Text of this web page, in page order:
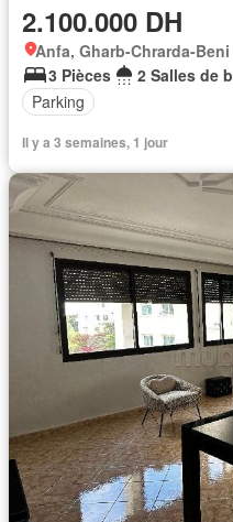
2.100.000 DH
Anfa, Gharb-Chrarda-
3 Pièces
2 Salles de
Parking
Il y a 3 semaines, 1 jour